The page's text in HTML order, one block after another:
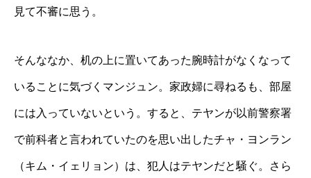
見て不審に思う。
そんななか、机の上に置いてあった腕時計がなくなって
いることに気づくマンジュン。家政婦に尋ねるも、部屋
には入っていないという。すると、テヤンが以前警察署
で前科者と言われていたのを思い出したチャ・ヨンラン
（キム・イェリョン）は、犯人はテヤンだと騒ぐ。さら